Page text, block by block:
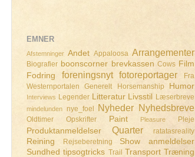
EMNER
Afstemninger Andet Appaloosa Arrangementer
Biografier boonscorner brevkassen Cows Film
Fodring
foreningsnyt fotoreportager
Fra
Westernportalen
Generelt Horsemanship Humor
Interviews Legender Litteratur Livsstil Læserbreve
mindelunden nye_foel Nyheder Nyhedsbreve
Oldtimer Opskrifter Paint Pleasure Pleje
Produktanmeldelser Quarter ratatasreality
Reining Rejseberetning
Show anmeldelser
Sundhed tipsogtricks Trail Transport Træning